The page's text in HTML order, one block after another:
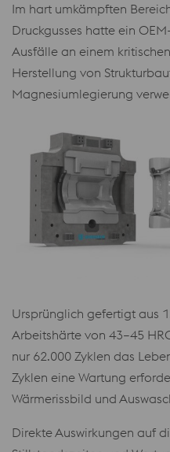
Im hart umkämpften
Druckgusses hatte ein
Ausfälle an einem
Herstellung von
Magnesiumlegierung
Ursprünglich gefertigt aus
Arbeitshärte von 43–45
nur 62.000 Zyklen das
Zyklen eine Wartung
Wärmerissbild und
Direkte Auswirkungen auf